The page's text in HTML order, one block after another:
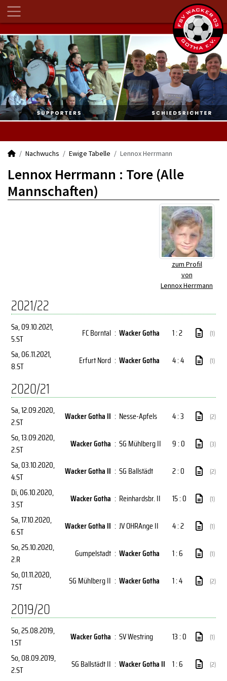
Nachwuchs Ewige Tabelle Lennox Herrmann
Lennox Herrmann : Tore (Alle
Mannschaften)
zum Profil
von
Lennox Herrmann
2021/22
Sa, 09.10.2021,
5.ST
FC Borntal : Wacker Gotha 1 : 2 (1)
Sa, 06.11.2021,
8.ST
Erfurt Nord : Wacker Gotha 4 : 4 (1)
2020/21
Sa, 12.09.2020,
2.ST
Wacker Gotha II : Nesse-Apfels 4 : 3 (2)
So, 13.09.2020,
2.ST
Wacker Gotha : SG Mühlberg II 9 : 0 (3)
Sa, 03.10.2020,
4.ST
Wacker Gotha II : SG Ballstädt 2 : 0 (2)
Di, 06.10.2020,
3.ST
Wacker Gotha : Reinhardsbr. II 15 : 0 (1)
Sa, 17.10.2020,
6.ST
Wacker Gotha II : JV OHRAnge II 4 : 2 (1)
So, 25.10.2020,
2.R
Gumpelstadt : Wacker Gotha 1 : 6 (1)
So, 01.11.2020,
7.ST
SG Mühlberg II : Wacker Gotha 1 : 4 (2)
2019/20
So, 25.08.2019,
1.ST
Wacker Gotha : SV Westring 13 : 0 (1)
So, 08.09.2019,
2.ST
SG Ballstädt II : Wacker Gotha II 1 : 6 (2)